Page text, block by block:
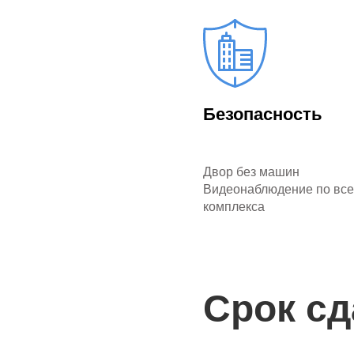
соберётся множество
сюрпризов и открытий,
насколько уникален и
регионов, куда можно
привычного ритма
природы. Квартира в
атмосферы и
тёплое море, а вокруг
Безопасность
Двор без машин
Видеонаблюдение по
комплекса
Срок